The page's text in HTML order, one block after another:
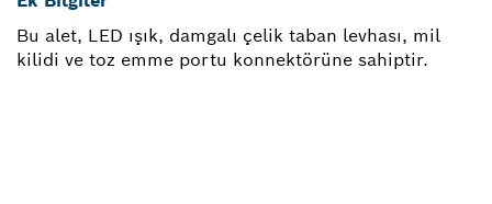
Bu alet, LED ışık, damgalı çelik taban levhası, mil
kilidi ve toz emme portu konnektörüne sahiptir.